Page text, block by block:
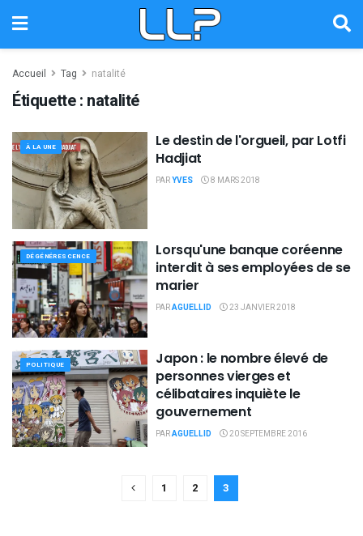
Accueil Tag natalité
Étiquette : natalité
À LA UNE
Le destin de l'orgueil, par Lotfi
Hadjiat
PARYVES 8 MARS 2018
DÉGÉNÉRESCENCE
Lorsqu'une banque coréenne
interdit à ses employées de se
marier
PARAGUELLID 23 JANVIER 2018
POLITIQUE
Japon : le nombre élevé de
personnes vierges et
célibataires inquiète le
gouvernement
PARAGUELLID 20 SEPTEMBRE 2016
1 2 3